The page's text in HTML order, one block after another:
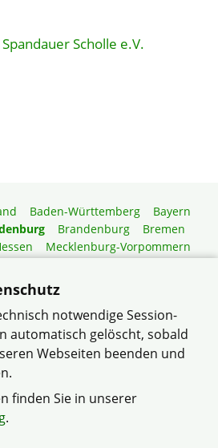
Scholle e.V.
Baden-Württemberg
Bayern
Brandenburg
Bremen
Mecklenburg-Vorpommern
Pfalz
Schleswig-Holstein
Gartenberatung
Siedlerbund Berlin-
Verband Wohneigentum Berlin-
notwendige Session-
automatisch gelöscht, sobald
Webseiten beenden und
finden Sie in unserer
.